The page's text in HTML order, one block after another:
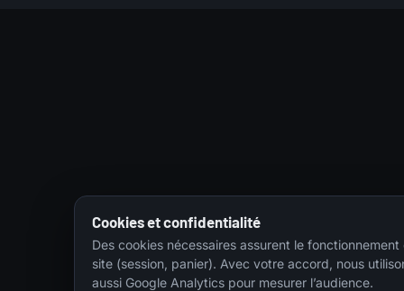
Cookies et confidentialité
Des cookies nécessaires assurent le fonctionnement
site (session, panier). Avec votre accord, nous
aussi Google Analytics pour mesurer l’audience.